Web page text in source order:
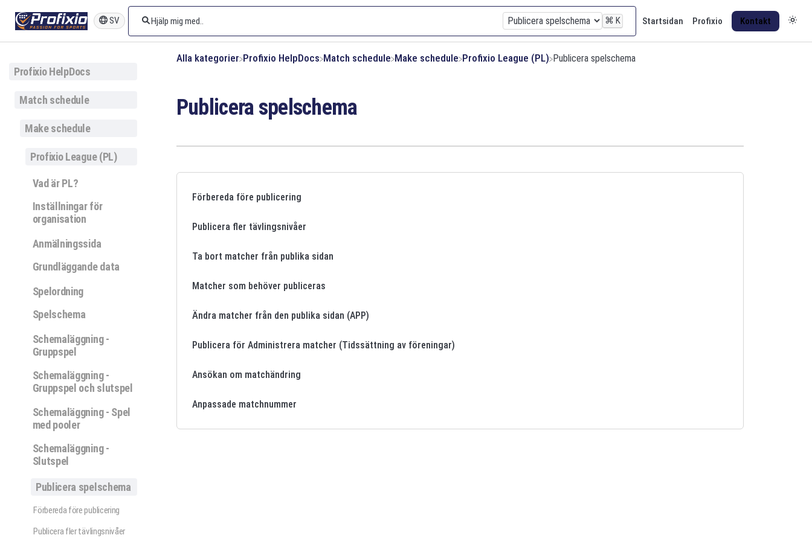
SV ⌘ K Startsidan Profixio Kontakt
Alla kategorier ​Profixio HelpDocs ​Match schedule ​Make schedule ​Profixio League (PL) ​Publicera spelschema
Profixio HelpDocs
Match schedule
Make schedule
Profixio League (PL)
Vad är PL?
Inställningar för
organisation
Anmälningssida
Grundläggande data
Spelordning
Spelschema
Schemaläggning -
Gruppspel
Schemaläggning -
Gruppspel och slutspel
Schemaläggning - Spel
med pooler
Schemaläggning -
Slutspel
Publicera spelschema
Förbereda före publicering
Publicera fler tävlingsnivåer
Publicera spelschema
Förbereda före publicering
Publicera fler tävlingsnivåer
Ta bort matcher från publika sidan
Matcher som behöver publiceras
Ändra matcher från den publika sidan (APP)
Publicera för Administrera matcher (Tidssättning av föreningar)
Ansökan om matchändring
Anpassade matchnummer